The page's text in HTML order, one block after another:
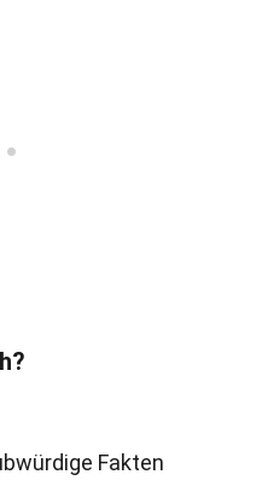
Fakten